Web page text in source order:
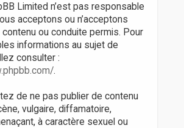
Limited n’est pas responsable
acceptons ou n’acceptons
ou conduite permis. Pour
informations au sujet de
consulter :
.
de ne pas publier de contenu
vulgaire, diffamatoire,
à caractère sexuel ou